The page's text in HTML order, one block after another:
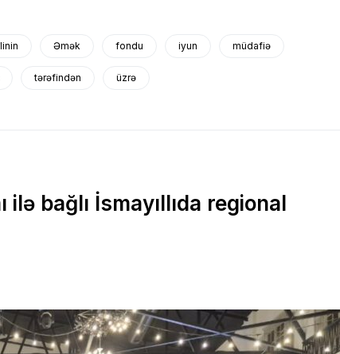
Əmək fondu iyun müdafiə
tərəfindən üzrə
bağlı İsmayıllıda regional